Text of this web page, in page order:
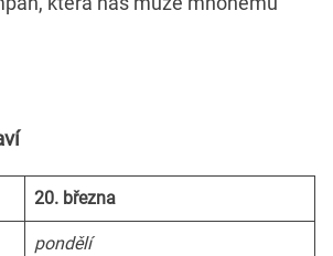
20. března
pondělí